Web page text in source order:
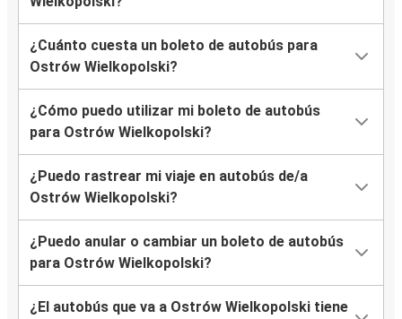
¿Cuánto cuesta un boleto de autobús para
Ostrów Wielkopolski?
¿Cómo puedo utilizar mi boleto de autobús
para Ostrów Wielkopolski?
¿Puedo rastrear mi viaje en autobús de/a
Ostrów Wielkopolski?
¿Puedo anular o cambiar un boleto de autobús
para Ostrów Wielkopolski?
¿El autobús que va a Ostrów Wielkopolski tiene